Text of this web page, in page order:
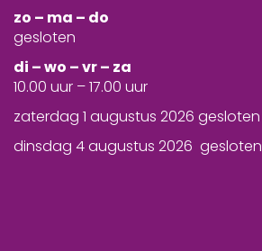
zo – ma – do
gesloten
di – wo – vr – za
10.00 uur – 17.00 uur
zaterdag 1 augustus 2026 gesloten
dinsdag 4 augustus 2026 gesloten